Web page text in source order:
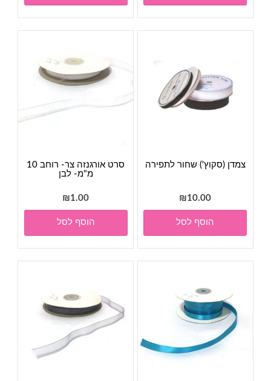
צמדן (סקוץ') שחור לתפירה
₪10.00
הוסף לסל
סרט אורגנזה צר- רוחב 10
מ"מ- לבן
₪1.00
הוסף לסל